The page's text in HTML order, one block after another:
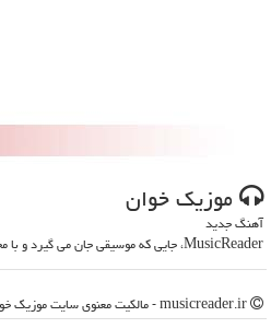
موزیك خوان
آهنگ جدید
MusicReader، جایی که موسیقی جان می گیرد و با مجموعه ای بی نظیر از آهنگ های جدید، ایرانی و خارجی، روحت را تازه می کند